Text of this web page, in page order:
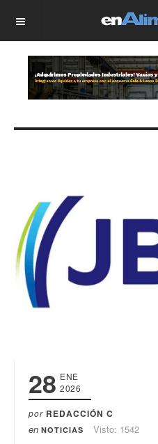
OFF CANVAS
28 ENE
2026
por REDACCIÓN C
en NOTICIAS Visto: 1542